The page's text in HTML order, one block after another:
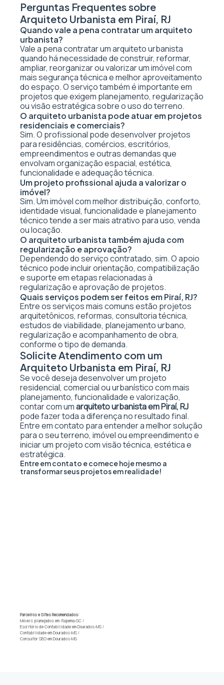
Perguntas Frequentes sobre
Arquiteto Urbanista em Piraí, RJ
Quando vale a pena contratar um arquiteto
urbanista?
Vale a pena contratar um arquiteto urbanista
quando há necessidade de construir, reformar,
ampliar, reorganizar ou valorizar um imóvel com
mais segurança técnica e melhor aproveitamento
do espaço. O serviço também é importante em
projetos que exigem planejamento, regularização
ou visão estratégica sobre o uso do terreno.
O arquiteto urbanista pode atuar em projetos
residenciais e comerciais?
Sim. O profissional pode desenvolver projetos
para residências, comércios, escritórios,
empreendimentos e outras demandas que
envolvam organização espacial, estética,
funcionalidade e adequação técnica.
Um projeto profissional ajuda a valorizar o
imóvel?
Sim. Um imóvel com melhor distribuição, conforto,
identidade visual, funcionalidade e planejamento
técnico tende a ser mais atrativo para uso, venda
ou locação.
O arquiteto urbanista também ajuda com
regularização e aprovação?
Dependendo do serviço contratado, sim. O apoio
técnico pode incluir orientação, compatibilização
e suporte em etapas relacionadas à
regularização e aprovação de projetos.
Quais serviços podem ser feitos em Piraí, RJ?
Entre os serviços mais comuns estão projetos
arquitetônicos, reformas, consultoria técnica,
estudos de viabilidade, planejamento urbano,
regularização e acompanhamento de obra,
conforme o tipo de demanda.
Solicite Atendimento com um
Arquiteto Urbanista em Piraí, RJ
Se você deseja desenvolver um projeto
residencial, comercial ou urbanístico com mais
planejamento, funcionalidade e valorização,
contar com umarquiteto urbanista em Piraí, RJ
pode fazer toda a diferença no resultado final.
Entre em contato para entender a melhor solução
para o seu terreno, imóvel ou empreendimento e
iniciar um projeto com visão técnica, estética e
estratégica.
Entre em contato e comece hoje mesmo a
transformar seus projetos em realidade!
Parceiros e Sites Recomendados:
Móveis planejados em Itapema-SC /
Escritório de Contabilidade em Dourados-MS /
Contabilidade em Dourados-MS /
Consultor SEO em Dourados-MS